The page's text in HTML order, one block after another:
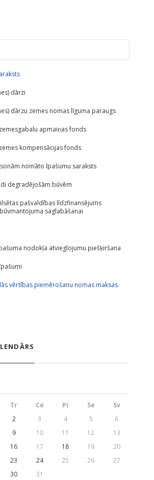
dārzi
dārzu zemes nomas līguma paraugs
apmaiņas fonds
kompensācijas fonds
nomāto īpašumu saraksts
degradējošām būvēm
pašvaldības līdzfinansējums
saglabāšanai
nodokļa atvieglojumu piešķiršana
vērtības piemērošanu nomas maksas
Tr Ce Pi Se
Sv
2 3 4 5
6
9 10 11 12
13
16 17 18 19
20
23 24 25 26
27
30
31